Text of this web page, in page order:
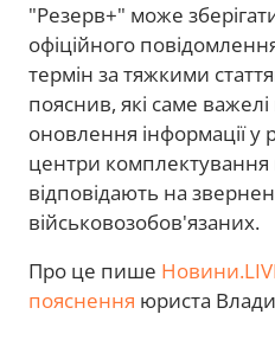
"Резерв+" може
офіційного
термін за тяжкими
пояснив, які саме
оновлення інформації у
центри комплектування
відповідають на
військовозобов'язаних.
Про це пише
пояснення юриста